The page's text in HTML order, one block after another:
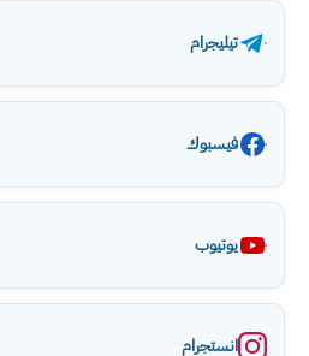
تيليجرام
فيسبوك
يوتيوب
انستجرام